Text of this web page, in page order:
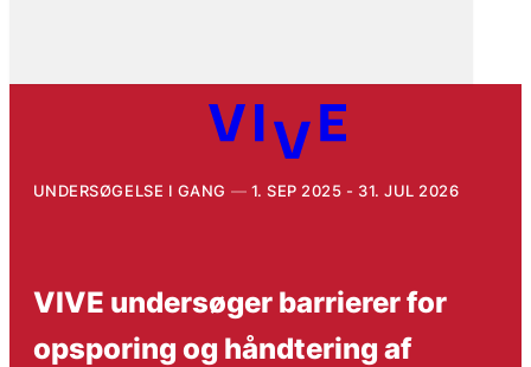
UNDERSØGELSE I GANG 1. SEP 2025 - 31. JUL 2026
VIVE undersøger barrierer for
opsporing og håndtering af